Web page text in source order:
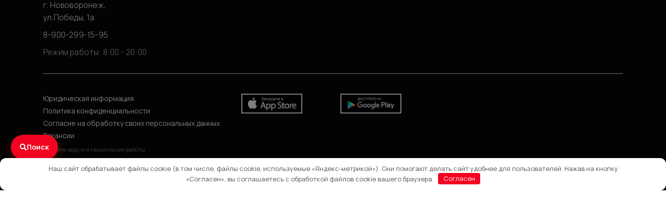
г. Нововоронеж,
ул.Победы, 1а
8-900-299-15-95
Режим работы: 8:00 - 20:00
Юридическая информация
Политика конфиденциальности
Согласие на обработку своих персональных данных
Вакансии
На сайте ведутся технические работы
Поиск
Наш сайт обрабатывает файлы cookie (в том числе, файлы cookie, используемые «Яндекс-метрикой»). Они помогают делать сайт удобнее для пользователей. Нажав на кнопку
«Согласен», вы соглашаетесь с обработкой файлов cookie вашего браузера.
Согласен